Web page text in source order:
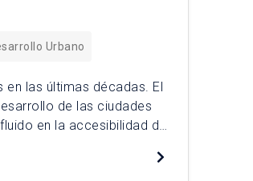
Urbano
las últimas décadas. El
de las ciudades
en la accesibilidad de